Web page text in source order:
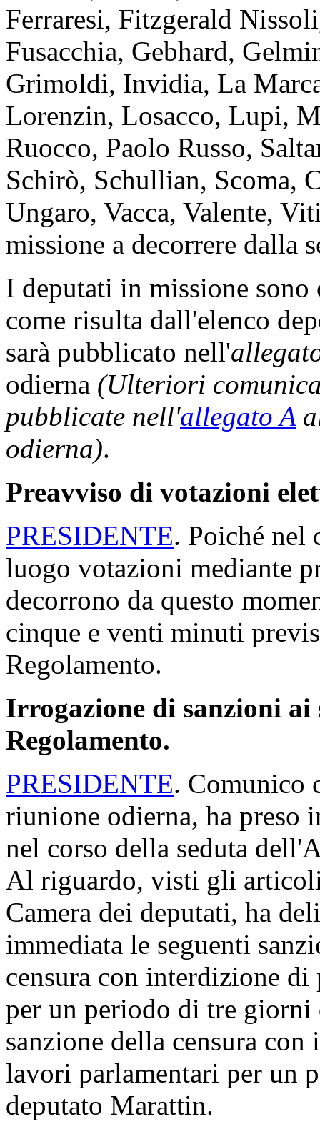
Ferraresi, Fitzgerald
Fusacchia, Gebhard,
Grimoldi, Invidia, La
Lorenzin, Losacco, Lupi,
Ruocco, Paolo Russo,
Schirò, Schullian, Scoma,
Ungaro, Vacca, Valente,
missione a decorrere dalla
I deputati in missione
come risulta dall'elenco
sarà pubblicato nell'
odierna (Ulteriori
pubblicate nell'allegato A
odierna).
Preavviso di votazioni
PRESIDENTE. Poiché nel
luogo votazioni mediante
decorrono da questo
cinque e venti minuti
Regolamento.
Irrogazione di sanzioni
Regolamento.
PRESIDENTE. Comunico
riunione odierna, ha preso
nel corso della seduta
Al riguardo, visti gli
Camera dei deputati, ha
immediata le seguenti
censura con interdizione
per un periodo di tre
sanzione della censura
lavori parlamentari per un
deputato Marattin.